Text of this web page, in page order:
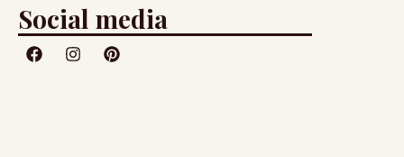
Social media